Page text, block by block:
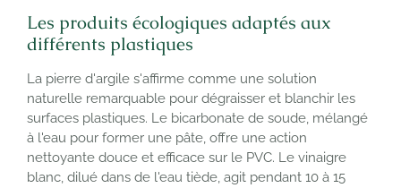
Les produits écologiques adaptés aux
différents plastiques
La pierre d'argile s'affirme comme une solution
naturelle remarquable pour dégraisser et blanchir les
surfaces plastiques. Le bicarbonate de soude, mélangé
à l'eau pour former une pâte, offre une action
nettoyante douce et efficace sur le PVC. Le vinaigre
blanc, dilué dans de l'eau tiède, agit pendant 10 à 15